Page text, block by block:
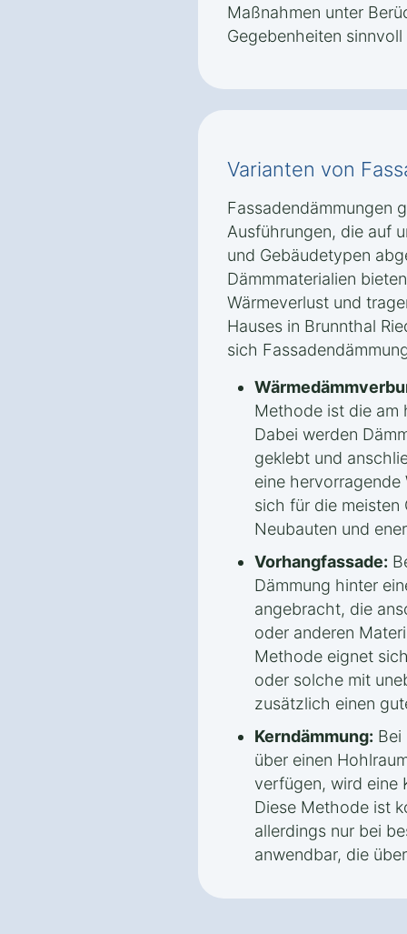
Maßnahmen unter
Gegebenheiten sinnvoll
Varianten von
Fassadendämmungen
Ausführungen, die auf
und Gebäudetypen
Dämmmaterialien
Wärmeverlust und
Hauses in Brunnthal
sich
Methode ist die am
Dabei werden
geklebt und
eine hervorragende
sich für die meisten
Neubauten und
Vorhangfassade:
Dämmung hinter
angebracht, die
oder anderen
Methode eignet
oder solche mit
zusätzlich einen
Kerndämmung: Bei
über einen
verfügen, wird eine
Diese Methode ist
allerdings nur bei
anwendbar, die